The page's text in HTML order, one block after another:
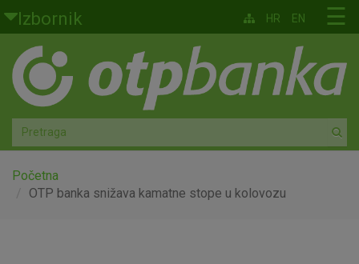
Skoči na glavni sadržaj
Izbornik
Građani
Privatno bankarstvo
Agro
Mala poduzeća i obrtnici
☰
HR EN
Početna
OTP banka snižava kamatne stope u kolovozu